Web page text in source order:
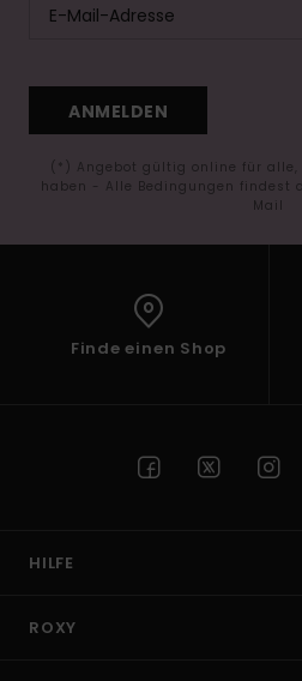
ANMELDEN
(*) Angebot gültig online für
haben - Alle Bedingungen findest
Mail
Finde einen Shop
HILFE
ROXY